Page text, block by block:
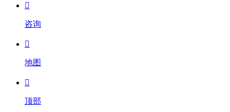

咨询

地图

顶部